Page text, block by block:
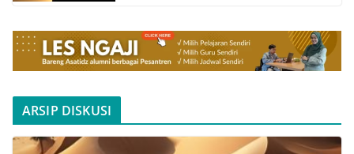
ARSIP DISKUSI